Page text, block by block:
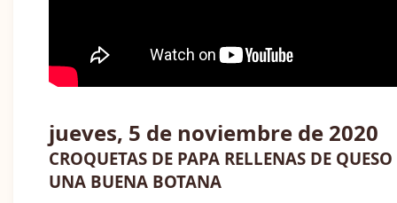
jueves, 5 de noviembre de 2020
CROQUETAS DE PAPA RELLENAS DE QUESO
UNA BUENA BOTANA